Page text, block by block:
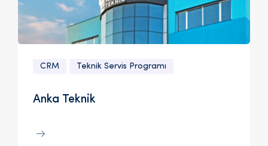
CRM Teknik Servis Programı
Anka Teknik